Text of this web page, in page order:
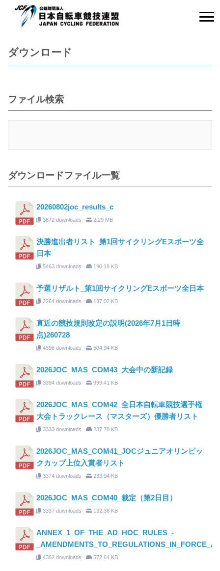
ダウンロード
ファイル検索
ダウンロードファイル一覧
20260802joc_results_c
3672 downloads 2.29 MB
決勝進出者リスト_第1回サイクリングEスポーツ全
日本
5463 downloads 190.18 KB
予選リザルト_第1回サイクリングEスポーツ全日本
2264 downloads 187.02 KB
直近の競技規則改定の説明(2026年7月1日時
点)260728
4396 downloads 504.94 KB
2026JOC_MAS_COM43_大会中の新記録
3394 downloads 999.41 KB
2026JOC_MAS_COM42_全日本自転車競技選手権
大会トラックレース（マスターズ）優勝者リスト
3333 downloads 237.70 KB
2026JOC_MAS_COM41_JOCジュニアオリンピッ
クカップ上位入賞者リスト
3374 downloads 233.94 KB
2026JOC_MAS_COM40_裁定（第2日目）
3337 downloads 132.36 KB
ANNEX_1_OF_THE_AD_HOC_RULES_-
4382 downloads 572.64 KB